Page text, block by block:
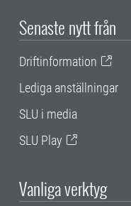
Senaste nytt från
Driftinformation
Lediga anställningar
SLU i media
SLU Play
Vanliga verktyg